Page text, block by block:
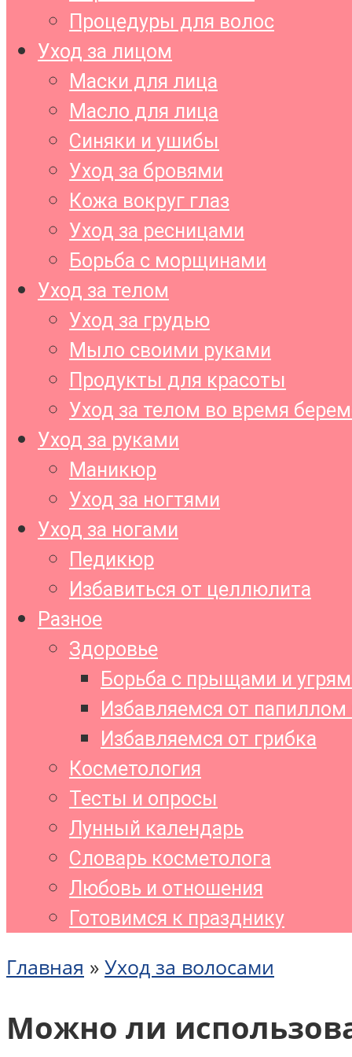
Процедуры для волос
Уход за лицом
Маски для лица
Масло для лица
Синяки и ушибы
Уход за бровями
Кожа вокруг глаз
Уход за ресницами
Борьба с морщинами
Уход за телом
Уход за грудью
Мыло своими руками
Продукты для красоты
Уход за телом во время
Уход за руками
Маникюр
Уход за ногтями
Уход за ногами
Педикюр
Избавиться от целлюлита
Разное
Здоровье
Борьба с прыщами и
Избавляемся от папиллом
Избавляемся от грибка
Косметология
Тесты и опросы
Лунный календарь
Словарь косметолога
Любовь и отношения
Готовимся к празднику
Главная » Уход за волосами
Можно ли